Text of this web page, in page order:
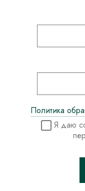
Политика
Я даю